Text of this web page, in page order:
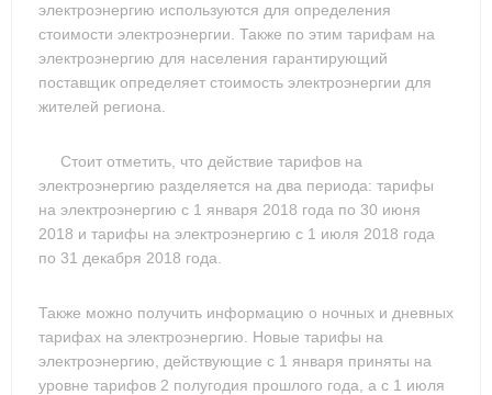
электроэнергию используются для определения
стоимости электроэнергии. Также по этим тарифам на
электроэнергию для населения гарантирующий
поставщик определяет стоимость электроэнергии для
жителей региона.
Стоит отметить, что действие тарифов на
электроэнергию разделяется на два периода: тарифы
на электроэнергию с 1 января 2018 года по 30 июня
2018 и тарифы на электроэнергию с 1 июля 2018 года
по 31 декабря 2018 года.
Также можно получить информацию о ночных и дневных
тарифах на электроэнергию. Новые тарифы на
электроэнергию, действующие с 1 января приняты на
уровне тарифов 2 полугодия прошлого года, а с 1 июля